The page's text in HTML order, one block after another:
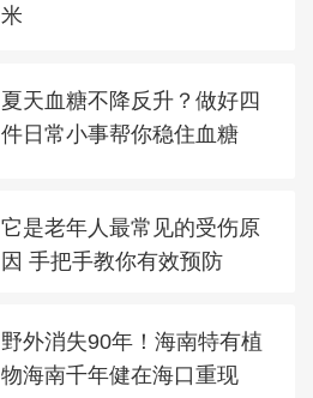
米
夏天血糖不降反升？做好四
件日常小事帮你稳住血糖
它是老年人最常见的受伤原
因 手把手教你有效预防
野外消失90年！海南特有植
物海南千年健在海口重现